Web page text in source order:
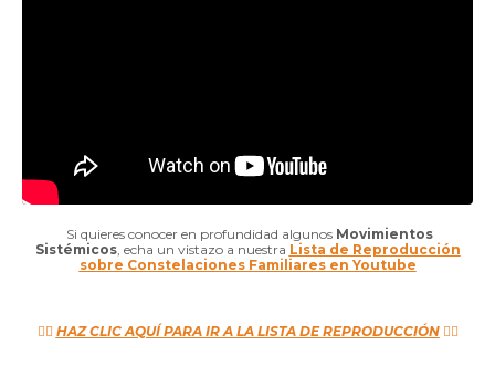
Si quieres conocer en profundidad algunosMovimientos
Sistémicos, echa un vistazo a nuestra Lista de Reproducción
sobre Constelaciones Familiares en Youtube
👉🏼 HAZ CLIC AQUÍ PARA IR A LA LISTA DE REPRODUCCIÓN👈🏼